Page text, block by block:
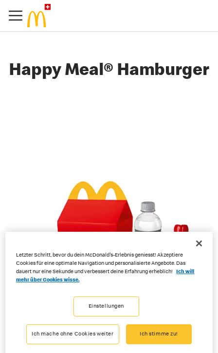
Happy Meal® Hamburger
Letzter Schritt, bevor du dein McDonald's-Erlebnis geniesst! Akzeptiere
Cookies für eine optimale Navigation und personalisierte Angebote. Das
dauert nur eine Sekunde und verbessert deine Erfahrung erheblich!
Ich will
mehr über Cookies wisse.
Einstellungen
Ich mache ohne Cookies weiter Ich stimme zu!